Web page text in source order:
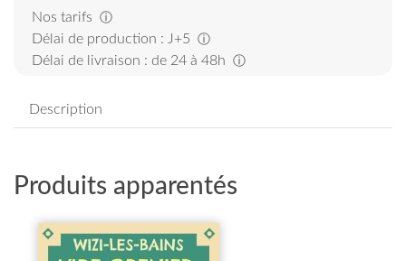
Nos tarifs ⓘ
Délai de production : J+5 ⓘ
Délai de livraison : de 24 à 48h ⓘ
Description
Produits apparentés